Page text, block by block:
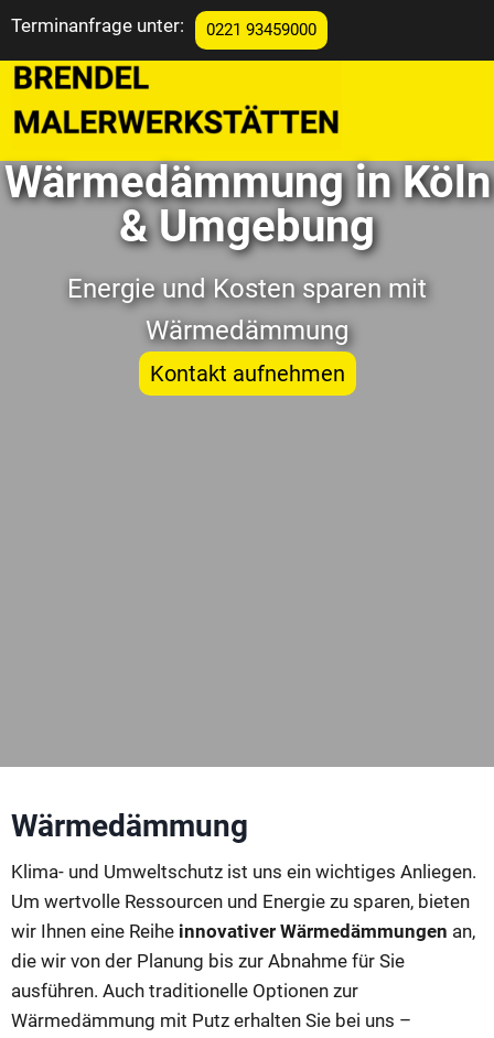
springen
Terminanfrage unter: 0221 93459000
Wärmedämmung in Köln
& Umgebung
Energie und Kosten sparen mit
Wärmedämmung
Kontakt aufnehmen
Wärmedämmung
Klima- und Umweltschutz ist uns ein wichtiges Anliegen.
Um wertvolle Ressourcen und Energie zu sparen, bieten
wir Ihnen eine Reihe innovativer Wärmedämmungen an,
die wir von der Planung bis zur Abnahme für Sie
ausführen. Auch traditionelle Optionen zur
Wärmedämmung mit Putz erhalten Sie bei uns –